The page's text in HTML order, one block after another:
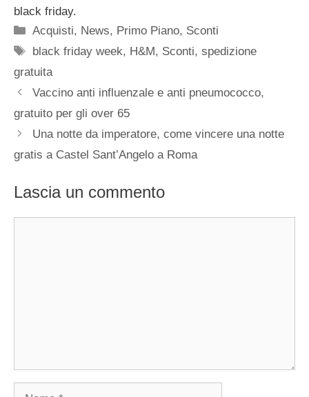
black friday.
Categorie
Acquisti, News, Primo Piano, Sconti
Tag
black friday week, H&M, Sconti,spedizione
gratuita
Vaccino anti influenzale e anti pneumococco,
gratuito per gli over 65
Una notte da imperatore, come vincere una notte
gratis a Castel Sant’Angelo a Roma
Lascia un commento
Nome